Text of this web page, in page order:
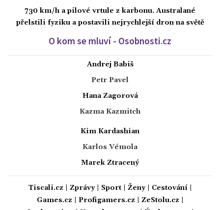
730 km/h a pilové vrtule z karbonu. Australané
přelstili fyziku a postavili nejrychlejší dron na světě
O kom se mluví - Osobnosti.cz
Andrej Babiš
Petr Pavel
Hana Zagorová
Kazma Kazmitch
Kim Kardashian
Karlos Vémola
Marek Ztracený
Tiscali.cz Zprávy| Sport| Ženy| Cestování|
Games.cz
Profigamers.cz ZeStolu.cz